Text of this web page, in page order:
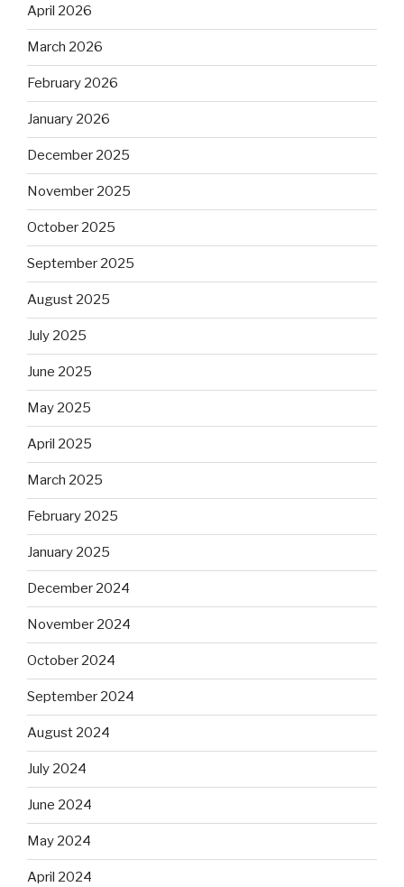
April 2026
March 2026
February 2026
January 2026
December 2025
November 2025
October 2025
September 2025
August 2025
July 2025
June 2025
May 2025
April 2025
March 2025
February 2025
January 2025
December 2024
November 2024
October 2024
September 2024
August 2024
July 2024
June 2024
May 2024
April 2024